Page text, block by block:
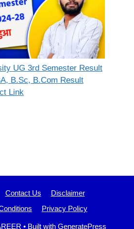
UG 3rd Semester Result
B.Sc, B.Com Result
Link
Contact Us
Disclaimer
Privacy Policy
• Built with GeneratePress